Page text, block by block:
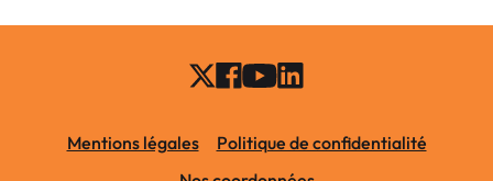
Mentions légales
Politique de confidentialité